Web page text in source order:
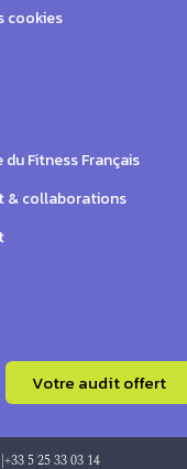
cookies
Fitness Français
& collaborations
Votre audit offert
+33 5 25 33 03 14